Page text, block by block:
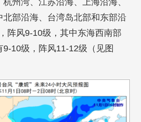
州湾、江苏沿海、上海沿海、
北部沿海、台湾岛北部和东部沿
阵风9-10级，其中东海西南部
10级，阵风11-12级（见图